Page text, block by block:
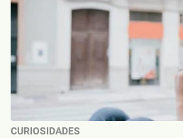
CURIOSIDADES